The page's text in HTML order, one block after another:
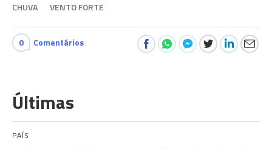
CHUVA VENTO FORTE
0 Comentários
Últimas
PAÍS